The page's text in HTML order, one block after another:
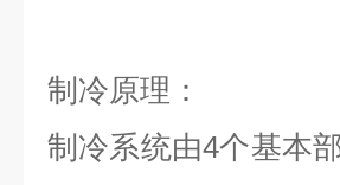
制冷原理：
制冷系统由4个基本